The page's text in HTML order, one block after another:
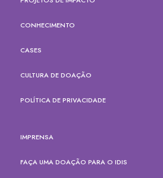
CONHECIMENTO
CASES
CULTURA DE DOAÇÃO
POLÍTICA DE PRIVACIDADE
IMPRENSA
FAÇA UMA DOAÇÃO PARA O IDIS